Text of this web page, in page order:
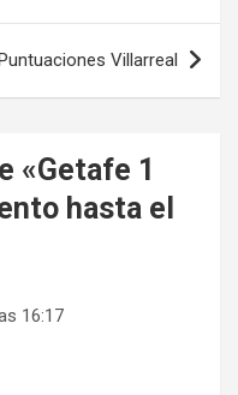
Villarreal
«Getafe 1
hasta el
16:17